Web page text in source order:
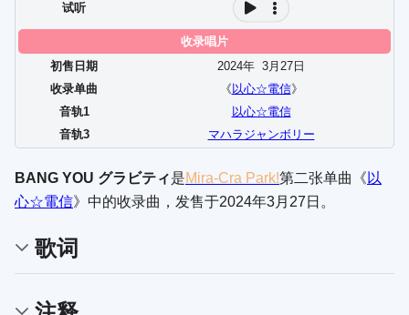
试听
收录唱片
初售日期
2024年 3月 27 日
收录单曲
《 以心☆電信》
音轨1
以心☆電信
音轨3
マハラジャンボリー
BANG YOU グラビティ是Mira-Cra Park!第二张单曲《 以
心☆電信》中的收录曲，发售于2024年3月27日。
歌词